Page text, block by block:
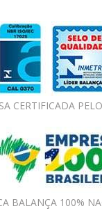
CERTIFICADA
BALANÇA 100%